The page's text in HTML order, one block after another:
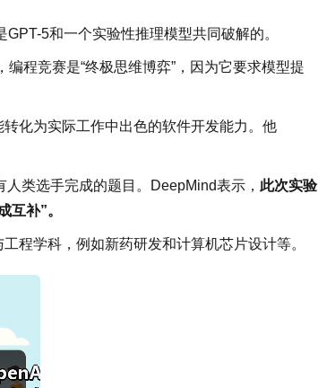
5和一个实验性推理模型共同破解的。
程竞赛是“终极思维博弈”，因为它要求模型提
化为实际工作中出色的软件开发能力。他
类选手完成的题目。DeepMind表示， 此次实验
互补”。
程学科，例如新药研发和计算机芯片设计等。